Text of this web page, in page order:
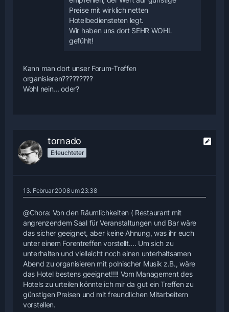
Preise mit wirklich netten
Hotelbediensteten legt.
Wir haben uns dort SEHR WOHL
gefühlt!
Kann man dort unser Forum-Treffen
organisieren?????????
Wohl nein... oder?
tornado
Erleuchteter
13. Februar 2008 um 23:38
@Chora: Von den Räumlichkeiten ( Restaurant mit
angrenzendem Saal für Veranstaltungen und Bar wäre
das sicher geeignet, aber keine Ahnung, was ihr euch
unter einem Forentreffen vorstellt.... Um sich zu
unterhalten und vielleicht noch einen unterhaltsamen
Abend zu organisieren mit polnischer Musik z.B., wäre
das Hotel bestens geeignet!!!! Vom Management des
Hotels zu urteilen könnte ich mir da gut ein Treffen zu
günstigen Preisen und mit freundlichen Mitarbeitern
vorstellen.